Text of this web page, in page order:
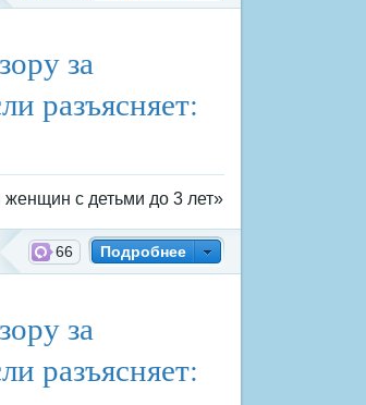
за
разъясняет:
с детьми до 3 лет»
Подробнее
66
за
разъясняет: